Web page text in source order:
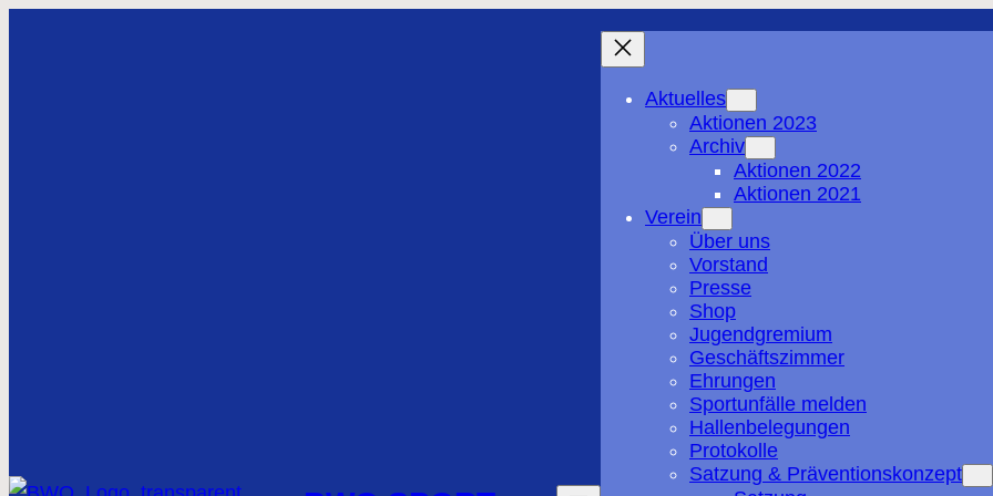
Aktuelles
Aktionen 2023
Archiv
Aktionen 2022
Aktionen 2021
Verein
Über uns
Vorstand
Presse
Shop
Jugendgremium
Geschäftszimmer
Ehrungen
Sportunfälle melden
Hallenbelegungen
Protokolle
Satzung & Präventionskonzept